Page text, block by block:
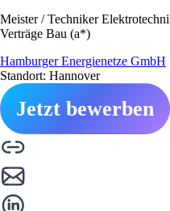
Meister / Techniker
Verträge Bau (a*)
Hamburger Energienetze GmbH
Standort: Hannover
Jetzt bewerben